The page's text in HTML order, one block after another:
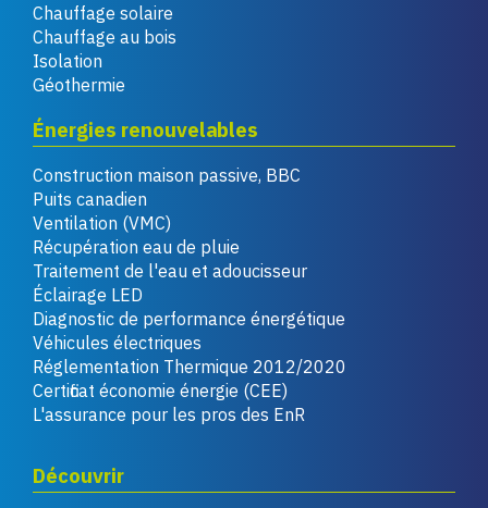
Chauffage solaire
Chauffage au bois
Isolation
Géothermie
Énergies renouvelables
Construction maison passive, BBC
Puits canadien
Ventilation (VMC)
Récupération eau de pluie
Traitement de l'eau et adoucisseur
Éclairage LED
Diagnostic de performance énergétique
Véhicules électriques
Réglementation Thermique 2012/2020
Certificat économie énergie (CEE)
L'assurance pour les pros des EnR
Découvrir